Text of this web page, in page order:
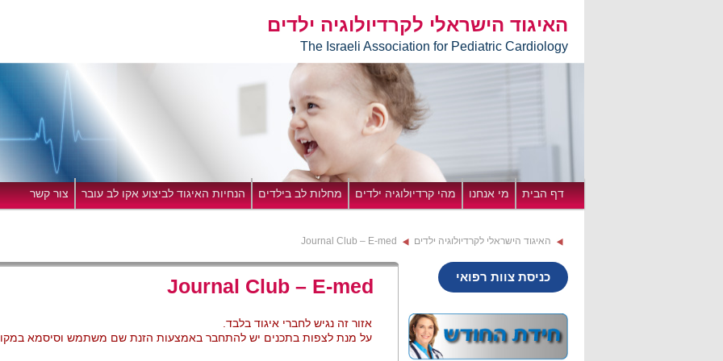
האיגוד הישראלי לקרדיולוגיה ילדים
The Israeli Association for Pediatric Cardiology
דף הבית מי אנחנו מהי קרדיולוגיה ילדים מחלות לב בילדים הנחיות האיגוד לביצוע אקו לב עובר צור קשר
האיגוד הישראלי לקרדיולוגיה ילדים Journal Club – E-med
Journal Club – E-med
אזור זה נגיש לחברי איגוד בלבד.
על מנת לצפות בתכנים יש להתחבר באמצעות הזנת שם משתמש וסיסמא
כניסת צוות רפואי